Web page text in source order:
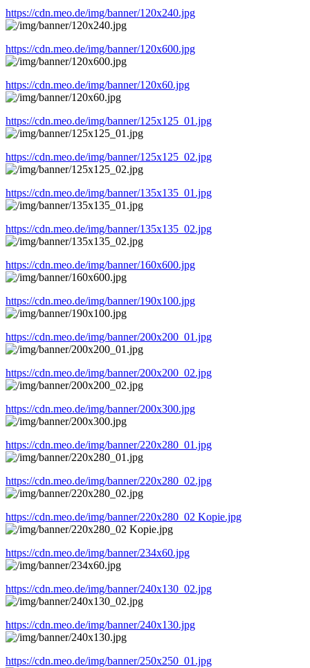
https://cdn.meo.de/img/banner/120x240.jpg
https://cdn.meo.de/img/banner/120x600.jpg
https://cdn.meo.de/img/banner/120x60.jpg
https://cdn.meo.de/img/banner/125x125_01.jpg
https://cdn.meo.de/img/banner/125x125_02.jpg
https://cdn.meo.de/img/banner/135x135_01.jpg
https://cdn.meo.de/img/banner/135x135_02.jpg
https://cdn.meo.de/img/banner/160x600.jpg
https://cdn.meo.de/img/banner/190x100.jpg
https://cdn.meo.de/img/banner/200x200_01.jpg
https://cdn.meo.de/img/banner/200x200_02.jpg
https://cdn.meo.de/img/banner/200x300.jpg
https://cdn.meo.de/img/banner/220x280_01.jpg
https://cdn.meo.de/img/banner/220x280_02.jpg
https://cdn.meo.de/img/banner/220x280_02 Kopie.jpg
https://cdn.meo.de/img/banner/234x60.jpg
https://cdn.meo.de/img/banner/240x130_02.jpg
https://cdn.meo.de/img/banner/240x130.jpg
https://cdn.meo.de/img/banner/250x250_01.jpg